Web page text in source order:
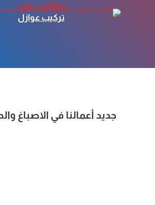
دهانات جوتن
تركيب عوازل
جديد أعمالنا في الاصباغ